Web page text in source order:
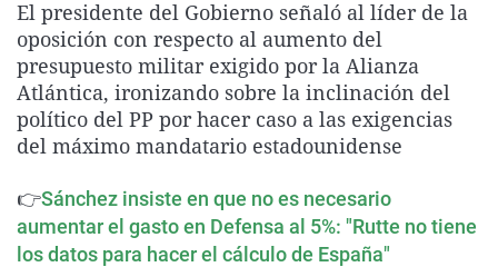
La rosa de los vientos
Gente viajera
Como el perro y el
Caso
Retornados
Equipo de
Operación Viuda
Extremadura
Galicia
La Rioja
Navarra
Virales
Televisión
Elecciones
El presidente del Gobierno señaló al líder de la
oposición con respecto al aumento del
presupuesto militar exigido por la Alianza
Atlántica, ironizando sobre la inclinación del
político del PP por hacer caso a las exigencias
del máximo mandatario estadounidense
👉Sánchez insiste en que no es necesario
aumentar el gasto en Defensa al 5%: "Rutte no tiene
los datos para hacer el cálculo de España"